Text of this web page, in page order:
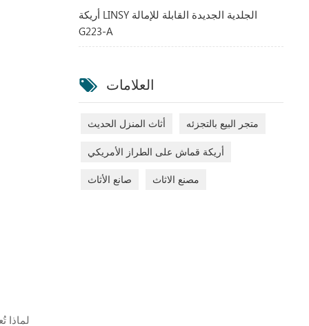
لماذا
أريكة LINSY الجلدية الجديدة القابلة للإمالة
G223-A
العلامات
أثاث المنزل الحديث متجر البيع بالتجزئه
أريكة قماش على الطراز الأمريكي
صانع الأثاث مصنع الاثاث